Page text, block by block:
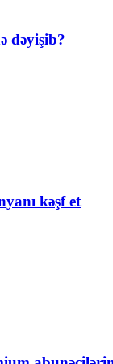
dəyişib?
kəşf et